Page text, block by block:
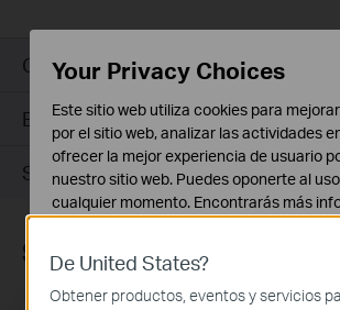
General
Especificaciones
Soporte
Suscripción
De United States?
Obtener productos, eventos y servicios
Your Privacy Choices
Este sitio web utiliza cookies para
por el sitio web, analizar las actividades
ofrecer la mejor experiencia de usuario
nuestro sitio web. Puedes oponerte al
cualquier momento. Encontrarás más
Cookies Básicas
Estas cookies son necesarias para el